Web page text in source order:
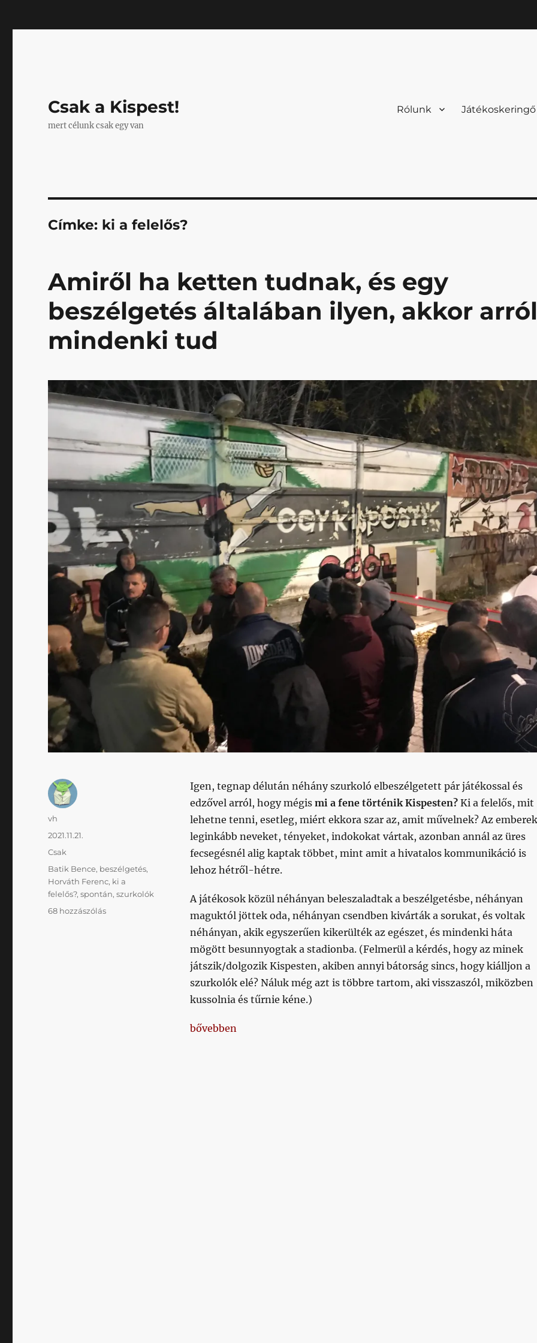
Csak a Kispest!
mert célunk csak egy van
Rólunk Játékoskeringő
Címke: ki a felelős?
Amiről ha ketten tudnak, és egy
beszélgetés általában ilyen, akkor arról
mindenki tud
Igen, tegnap délután néhány szurkoló elbeszélgetett pár játékossal és
edzővel arról, hogy mégismi a fene történik Kispesten?Ki a felelős, mit
lehetne tenni, esetleg, miért ekkora szar az, amit művelnek? Az emberek
leginkább neveket, tényeket, indokokat vártak, azonban annál az üres
fecsegésnél alig kaptak többet, mint amit a hivatalos kommunikáció is
lehoz hétről-hétre.
A játékosok közül néhányan beleszaladtak a beszélgetésbe, néhányan
maguktól jöttek oda, néhányan csendben kivárták a sorukat, és voltak
néhányan, akik egyszerűen kikerülték az egészet, és mindenki háta
mögött besunnyogtak a stadionba. (Felmerül a kérdés, hogy az minek
játszik/dolgozik Kispesten, akiben annyi bátorság sincs, hogy kiálljon a
szurkolók elé? Náluk még azt is többre tartom, aki visszaszól, miközben
kussolnia és tűrnie kéne.)
„Amiről ha ketten tudnak, és egy beszélgetés általában ilyen, akkor
bővebben
Szerző
vh
Közzétéve
2021.11.21.
Kategória
Csak
Címke
Batik Bence, beszélgetés,
Horváth Ferenc, ki a
felelős?,spontán,szurkolók
68 hozzászólásAmiről